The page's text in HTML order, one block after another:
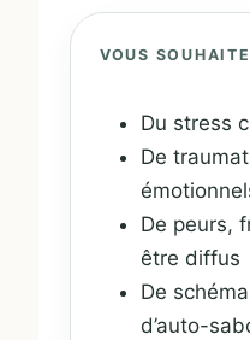
VOUS
Du stress
De
De peurs,
être diffus
De
d’auto-